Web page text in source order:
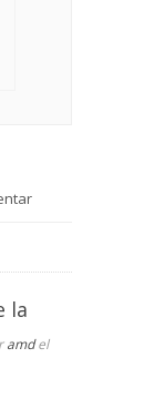
la
amdel